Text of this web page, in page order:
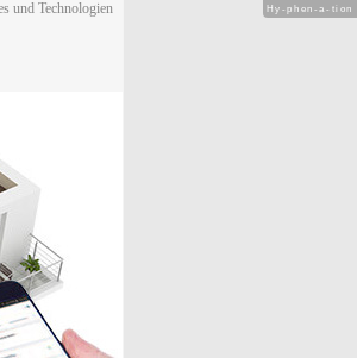
und Technologien
Hy-phen-a-tion